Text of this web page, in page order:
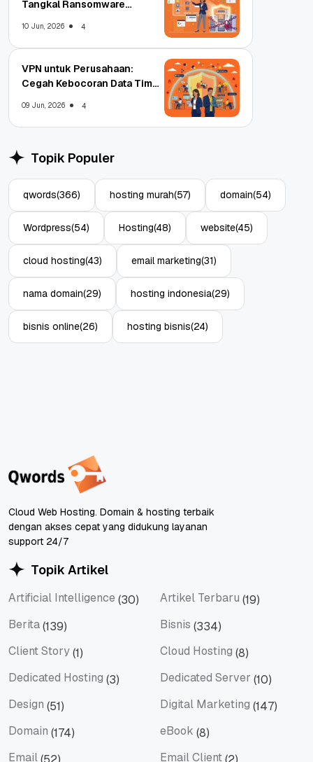
Tangkal Ransomware
10 Jun, 2026 4
VPN untuk Perusahaan:
Cegah Kebocoran Data Tim
09 Jun, 2026 4
Topik Populer
qwords(366) hosting murah(57) domain(54)
Wordpress(54) Hosting(48) website(45)
cloud hosting(43) email marketing(31)
nama domain(29) hosting indonesia(29)
bisnis online(26) hosting bisnis(24)
Cloud Web Hosting. Domain & hosting terbaik
dengan akses cepat yang didukung layanan
support 24/7
Topik Artikel
Artificial Intelligence (30) Artikel Terbaru (19)
Berita(139) Bisnis (334)
Client Story(1) Cloud Hosting (8)
Dedicated Hosting (3) Dedicated Server (10)
Design (51) Digital Marketing (147)
Domain (174) eBook (8)
Email
Email Client